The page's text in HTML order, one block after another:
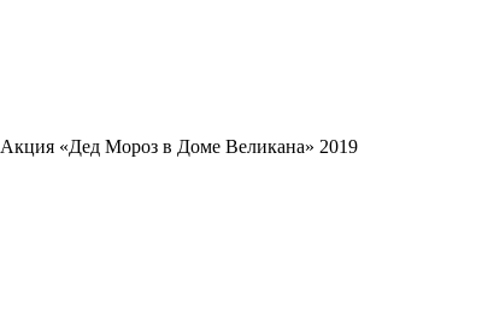
Акция «Дед Мороз в Доме Великана» 2019